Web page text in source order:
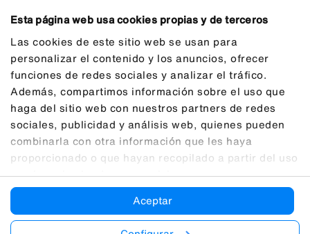
Esta página web usa cookies propias y de terceros
Las cookies de este sitio web se usan para
personalizar el contenido y los anuncios, ofrecer
funciones de redes sociales y analizar el tráfico.
Además, compartimos información sobre el uso que
haga del sitio web con nuestros partners de redes
sociales, publicidad y análisis web, quienes pueden
combinarla con otra información que les haya
proporcionado o que hayan recopilado a partir del uso
que haya hecho de sus servicios.
Aceptar
Informations générales préalables
Mentions légales
Confidentialité
Transparence
Canal Éthique (SII)
Accessibilité